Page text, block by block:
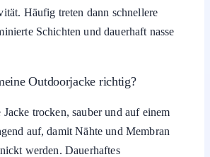
Häufig treten dann schnellere
Schichten und dauerhaft nasse
Outdoorjacke richtig?
trocken, sauber und auf einem
auf, damit Nähte und Membran
werden. Dauerhaftes